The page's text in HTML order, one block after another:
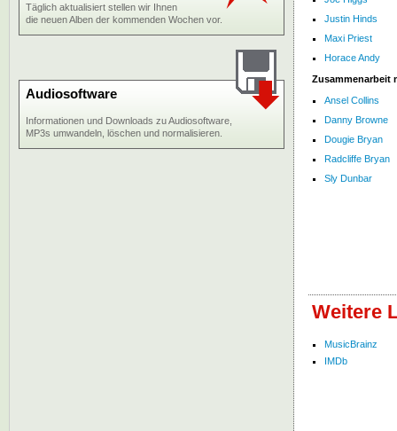
Justin Hinds
Maxi Priest
Horace Andy
Zusammenarbeit
Ansel Collins
Danny Browne
Dougie Bryan
Radcliffe Bryan
Sly Dunbar
Weitere
MusicBrainz
IMDb
Täglich aktualisiert stellen wir Ihnen
die neuen Alben der kommenden Wochen vor.
Audiosoftware
Informationen und Downloads zu Audiosoftware,
MP3s umwandeln, löschen und normalisieren.